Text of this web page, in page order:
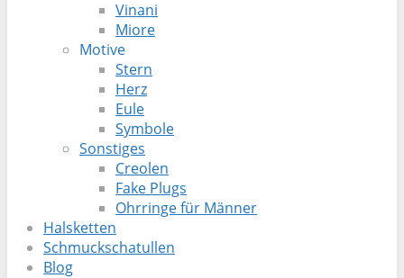
Vinani
Miore
Motive
Stern
Herz
Eule
Symbole
Sonstiges
Creolen
Fake Plugs
Ohrringe für Männer
Halsketten
Schmuckschatullen
Blog